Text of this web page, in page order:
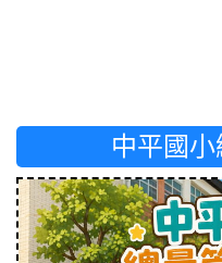
中平國